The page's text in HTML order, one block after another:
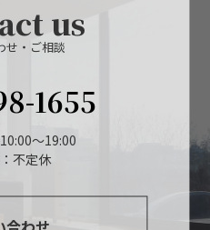
us
せ・ご相談
1655
～19:00
不定休